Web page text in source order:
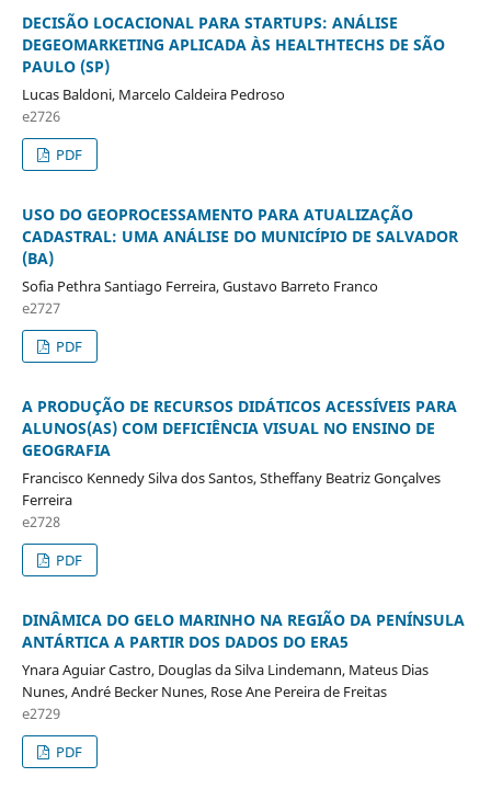
DECISÃO LOCACIONAL PARA STARTUPS: ANÁLISE
DEGEOMARKETING APLICADA ÀS HEALTHTECHS DE SÃO
PAULO (SP)
Lucas Baldoni, Marcelo Caldeira Pedroso
e2726
PDF
USO DO GEOPROCESSAMENTO PARA ATUALIZAÇÃO
CADASTRAL: UMA ANÁLISE DO MUNICÍPIO DE SALVADOR
(BA)
Sofia Pethra Santiago Ferreira, Gustavo Barreto Franco
e2727
PDF
A PRODUÇÃO DE RECURSOS DIDÁTICOS ACESSÍVEIS PARA
ALUNOS(AS) COM DEFICIÊNCIA VISUAL NO ENSINO DE
GEOGRAFIA
Francisco Kennedy Silva dos Santos, Stheffany Beatriz Gonçalves
Ferreira
e2728
PDF
DINÂMICA DO GELO MARINHO NA REGIÃO DA PENÍNSULA
ANTÁRTICA A PARTIR DOS DADOS DO ERA5
Ynara Aguiar Castro, Douglas da Silva Lindemann, Mateus Dias
Nunes, André Becker Nunes, Rose Ane Pereira de Freitas
e2729
PDF